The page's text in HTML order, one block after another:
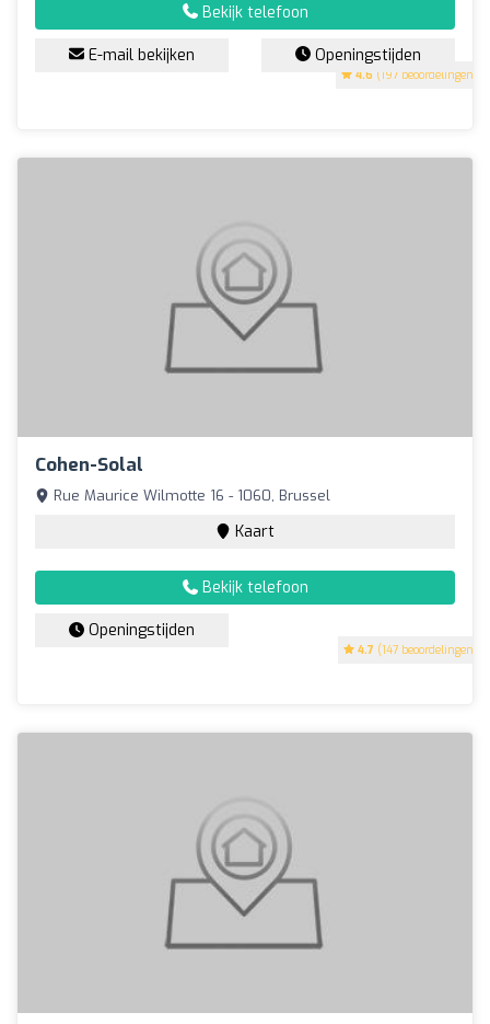
4.6 (197 beoordelingen)
Bekijk telefoon
E-mail bekijken Openingstijden
Cohen-Solal
4.7 (147 beoordelingen)
Rue Maurice Wilmotte 16 - 1060, Brussel
Kaart
Bekijk telefoon
Openingstijden